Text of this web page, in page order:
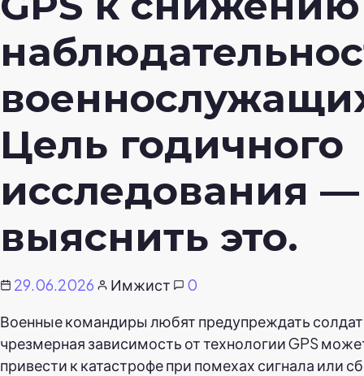
Цель годичного
исследования —
выяснить это.
29.06.2026 Имжист
0
Военные командиры любят предупреждать
чрезмерная зависимость от технологии GPS
привести к катастрофе при помехах сигнала или